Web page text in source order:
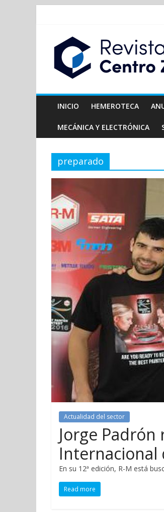
INICIO HEMEROTECA
MECÁNICA Y ELECTRÓNICA
preparado
Actualidad del sector
Jorge Padrón
Internacional
En su 12ª edición, R-M está
Read more